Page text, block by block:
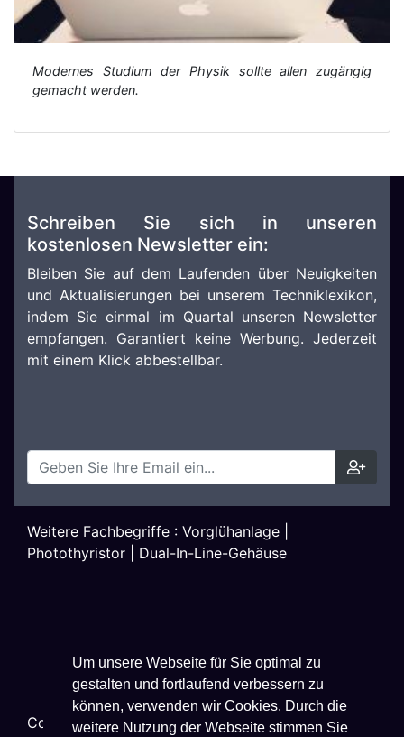
Um unsere Webseite für Sie optimal zu
gestalten und fortlaufend verbessern zu
können, verwenden wir Cookies. Durch die
weitere Nutzung der Webseite stimmen Sie
Modernes Studium der Physik sollte allen zugängig
gemacht werden.
Schreiben Sie sich in unseren
kostenlosen Newsletter ein:
Bleiben Sie auf dem Laufenden über Neuigkeiten
und Aktualisierungen bei unserem Techniklexikon,
indem Sie einmal im Quartal unseren Newsletter
empfangen. Garantiert keine Werbung. Jederzeit
mit einem Klick abbestellbar.
Weitere Fachbegriffe : Vorglühanlage
Photothyristor
Dual-In-Line-Gehäuse
Copyright © 2026Techniklexikon.net - All Rights